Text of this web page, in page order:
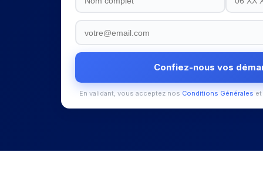
Confiez-nous vos
En validant, vous acceptez nos Conditions Générales